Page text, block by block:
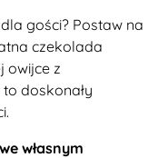
gości? Postaw na
czekolada
owijce z
doskonały
własnym